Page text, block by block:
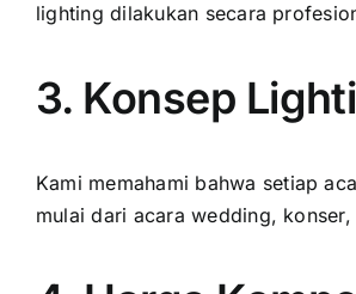
lighting dilakukan secara
3. Konsep
Kami memahami bahwa setiap
mulai dari acara wedding,